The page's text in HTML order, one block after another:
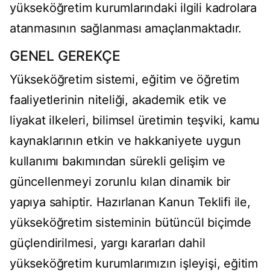
yükseköğretim kurumlarındaki ilgili kadrolara
atanmasının sağlanması amaçlanmaktadır.
GENEL GEREKÇE
Yükseköğretim sistemi, eğitim ve öğretim
faaliyetlerinin niteliği, akademik etik ve
liyakat ilkeleri, bilimsel üretimin teşviki, kamu
kaynaklarının etkin ve hakkaniyete uygun
kullanımı bakımından sürekli gelişim ve
güncellenmeyi zorunlu kılan dinamik bir
yapıya sahiptir. Hazırlanan Kanun Teklifi ile,
yükseköğretim sisteminin bütüncül biçimde
güçlendirilmesi, yargı kararları dahil
yükseköğretim kurumlarımızın işleyişi, eğitim